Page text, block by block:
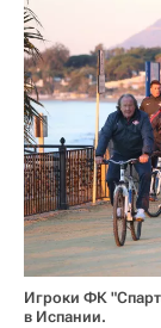
Игроки ФК
в Испании.